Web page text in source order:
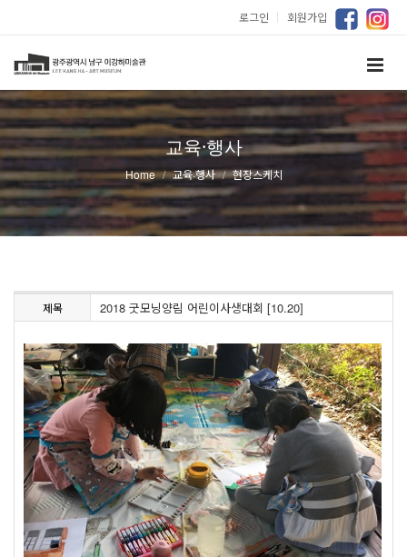
로그인 ｜ 회원가입
교육·행사
Home 교육·행사 현장스케치
제목 2018 굿모닝양림 어린이사생대회 [10.20]